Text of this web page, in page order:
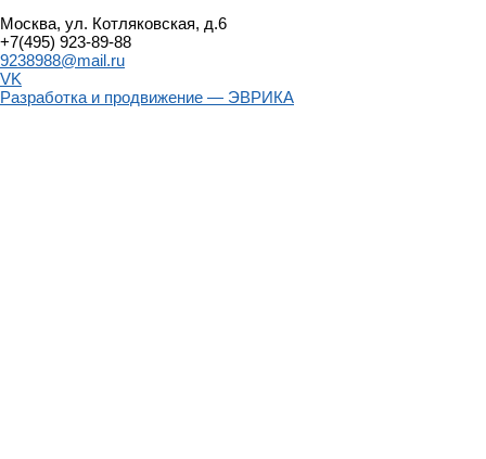
Москва, ул. Котляковская, д.6
+7(495) 923-89-88
9238988@mail.ru
VK
Разработка и продвижение — ЭВРИКА